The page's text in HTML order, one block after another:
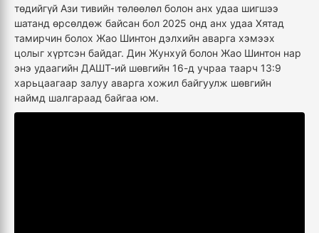
төдийгүй Ази тивийн төлөөлөл болон анх удаа шигшээ
шатанд өрсөлдөж байсан бол 2025 онд анх удаа Хятад
тамирчин болох Жао Шинтон дэлхийн аварга хэмээх
цолыг хүртсэн байдаг. Дин Жунхуй болон Жао Шинтон нар
энэ удаагийн ДАШТ-ий шөвгийн 16-д учраа таарч 13:9
харьцаагаар залуу аварга хожил байгуулж шөвгийн
наймд шалгараад байгаа юм.